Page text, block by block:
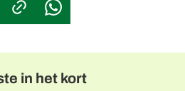
in nieuw tabblad)
opent in nieuw tabblad)
(Link opent in nieuw
in het kort